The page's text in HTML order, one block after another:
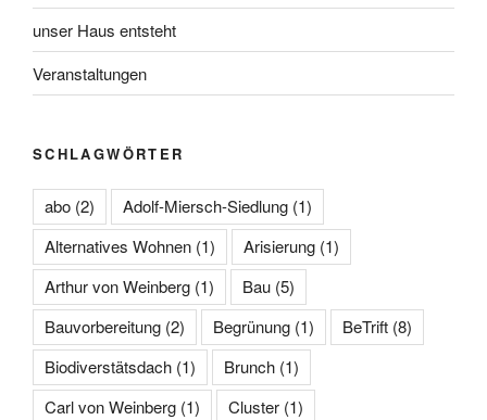
unser Haus entsteht
Veranstaltungen
SCHLAGWÖRTER
abo (2) Adolf-Miersch-Siedlung (1)
Alternatives Wohnen (1) Arisierung (1)
Arthur von Weinberg (1) Bau (5)
Bauvorbereitung (2) Begrünung (1) BeTrift (8)
Biodiverstätsdach (1) Brunch (1)
Carl von Weinberg (1) Cluster (1)